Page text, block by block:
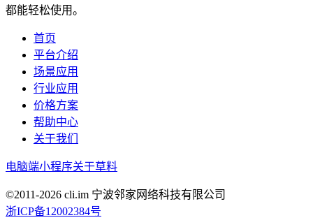
都能轻松使用。
首页
平台介绍
场景应用
行业应用
价格方案
帮助中心
关于我们
电脑端小程序关于草料
©2011-2026 cli.im 宁波邻家网络科技有限公司
浙ICP备12002384号